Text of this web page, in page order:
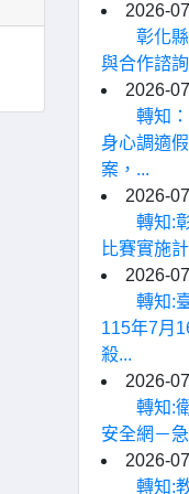
2026-
彰化
與合作諮
2026-
轉知
身心調適
案，...
2026-
轉知:
比賽實施
2026-
轉知:
115年7月
殺...
2026-
轉知:
安全網－
2026-
轉知: